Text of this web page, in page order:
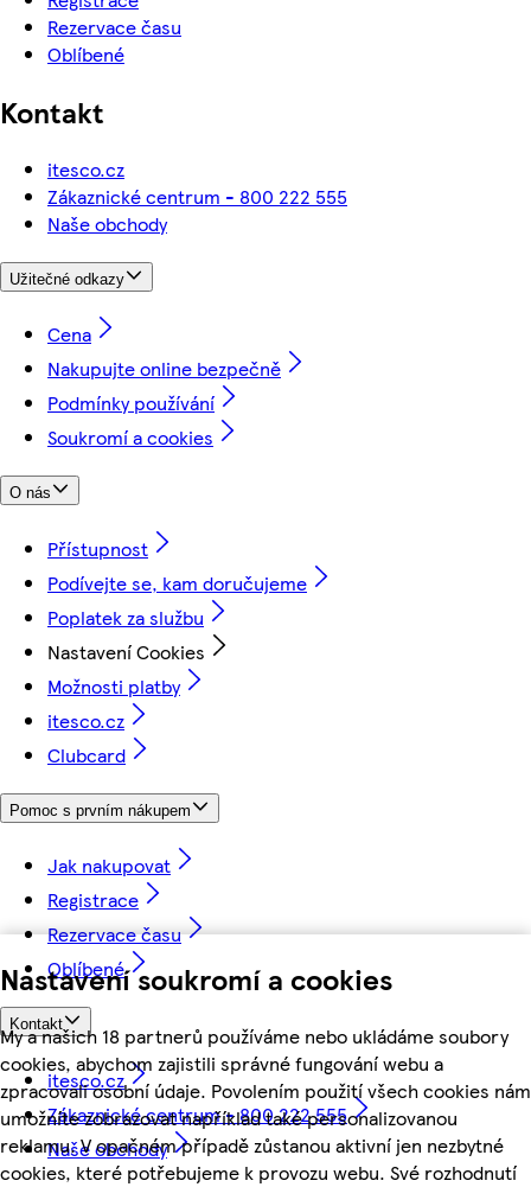
Nastavení soukromí a cookies
My a našich 18 partnerů používáme nebo ukládáme soubory
cookies, abychom zajistili správné fungování webu a
zpracovali osobní údaje. Povolením použití všech cookies nám
umožníte zobrazovat například také personalizovanou
reklamu. V opačném případě zůstanou aktivní jen nezbytné
cookies, které potřebujeme k provozu webu. Své rozhodnutí
Rezervace času
Oblíbené
Kontakt
itesco.cz
Zákaznické centrum - 800 222 555
Naše obchody
Užitečné odkazy
Cena
Nakupujte online bezpečně
Podmínky používání
Soukromí a cookies
O nás
Přístupnost
Podívejte se, kam doručujeme
Poplatek za službu
Nastavení Cookies
Možnosti platby
itesco.cz
Clubcard
Pomoc s prvním nákupem
Jak nakupovat
Registrace
Rezervace času
Oblíbené
Kontakt
itesco.cz
Zákaznické centrum - 800 222 555
Naše obchody